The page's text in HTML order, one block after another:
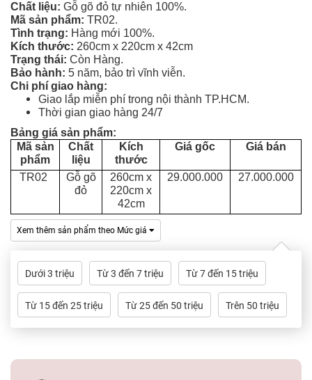
Sofa
Gỗ
Tủ
Rượu
Kệ
Thờ
Văn
Phòng
Phẩm
Khác
Chất liệu: Gỗ gõ đỏ tự nhiên 100%.
Mã sản phẩm: TR02.
Tình trạng: Hàng mới 100%.
Kích thước: 260cm x 220cm x 42cm
Trạng thái: Còn Hàng.
Bảo hành: 5 năm, bảo trì vĩnh viễn.
Chi phí giao hàng:
Giao lắp miễn phí trong nội thành TP.HCM.
Thời gian giao hàng 24/7
Bảng giá sản phẩm:
Mã sản
phẩm
Chất
liệu
Kích
thước
Giá gốc Giá bán
TR02
Gỗ gõ
đỏ
260cm x
220cm x
42cm
29.000.000 27.000.000
Xem thêm sản phẩm theo Mức giá
Dưới 3 triệu Từ 3 đến 7 triệu Từ 7 đến 15 triệu
Từ 15 đến 25 triệu Từ 25 đến 50 triệu Trên 50 triệu